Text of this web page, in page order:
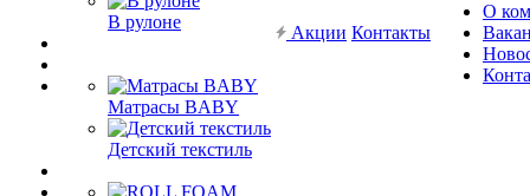
В рулоне
Матрасы BABY
Детский текстиль
Акции Контакты
О